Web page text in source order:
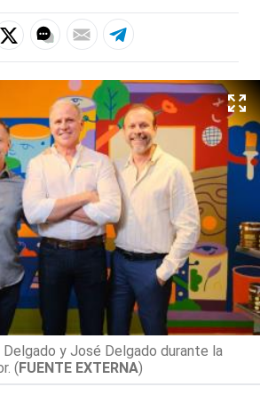
Delgado y José Delgado durante la
(FUENTE EXTERNA)